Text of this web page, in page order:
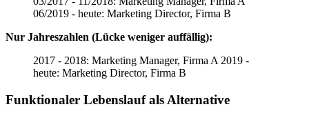
06/2019 - heute: Marketing Director, Firma B
Nur Jahreszahlen (Lücke weniger auffällig):
2017 - 2018: Marketing Manager, Firma A 2019 -
heute: Marketing Director, Firma B
Funktionaler Lebenslauf als Alternative